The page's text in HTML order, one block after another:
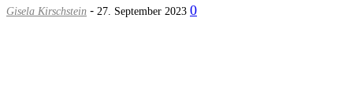
Gisela Kirschstein - 27. September 2023 0